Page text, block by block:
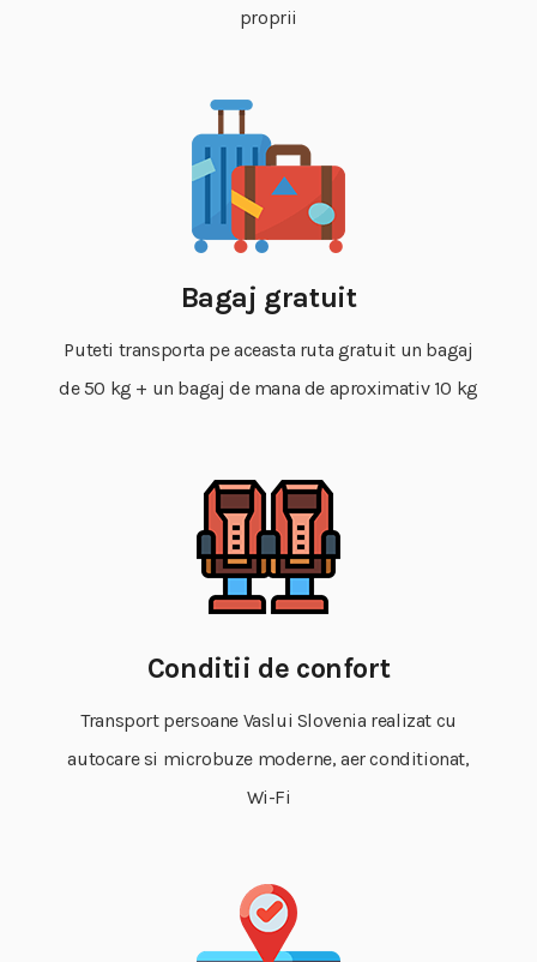
proprii
Bagaj gratuit
Puteti transporta pe aceasta ruta gratuit un bagaj
de 50 kg + un bagaj de mana de aproximativ 10 kg
Conditii de confort
Transport persoane Vaslui Slovenia realizat cu
autocare si microbuze moderne, aer conditionat,
Wi-Fi